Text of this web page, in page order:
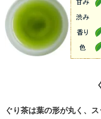
ぐり茶は葉の形が丸く、